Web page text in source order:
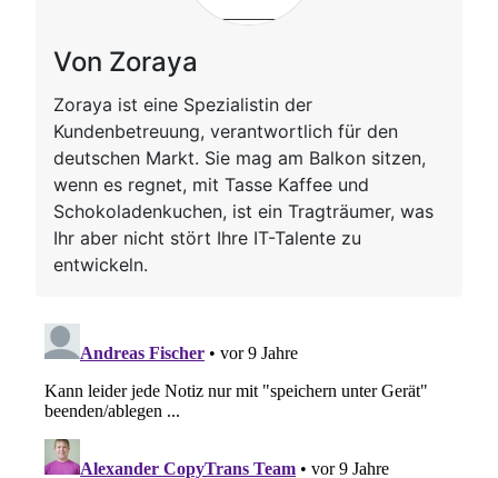
Von Zoraya
Zoraya ist eine Spezialistin der
Kundenbetreuung, verantwortlich für den
deutschen Markt. Sie mag am Balkon sitzen,
wenn es regnet, mit Tasse Kaffee und
Schokoladenkuchen, ist ein Tragträumer, was
Ihr aber nicht stört Ihre IT-Talente zu
entwickeln.